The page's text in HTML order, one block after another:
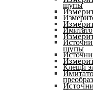
щупы
Клещи
щупы